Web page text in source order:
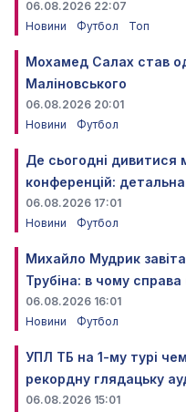
06.08.2026 22:07
Новини
Футбол Топ
Мохамед Салах став
Маліновського
06.08.2026 20:01
Новини
Футбол
Де сьогодні дивитися
конференцій:
06.08.2026 17:01
Новини
Футбол
Михайло Мудрик
Трубіна: в чому
06.08.2026 16:01
Новини
Футбол
УПЛ ТБ на 1-му турі
рекордну глядацьку
06.08.2026 15:01